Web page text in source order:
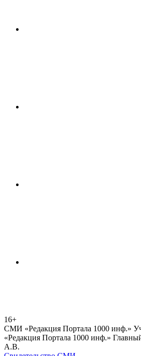
16+
СМИ «Редакция Портала 1000 инф.»
«Редакция Портала 1000 инф.»
А.В.